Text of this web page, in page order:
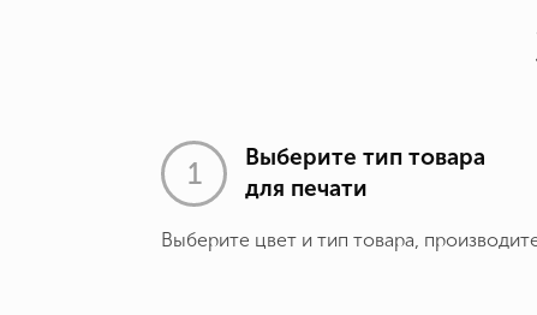
Выберите тип товара
для печати
Выберите цвет и тип товара,